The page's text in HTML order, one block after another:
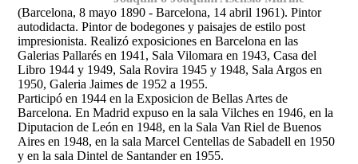
(Barcelona, 8 mayo 1890 - Barcelona, 14 abril 1961). Pintor
autodidacta. Pintor de bodegones y paisajes de estilo post
impresionista. Realizó exposiciones en Barcelona en las
Galerias Pallarés en 1941, Sala Vilomara en 1943, Casa del
Libro 1944 y 1949, Sala Rovira 1945 y 1948, Sala Argos en
1950, Galeria Jaimes de 1952 a 1955.
Participó en 1944 en la Exposicion de Bellas Artes de
Barcelona. En Madrid expuso en la sala Vilches en 1946, en la
Diputacion de León en 1948, en la Sala Van Riel de Buenos
Aires en 1948, en la sala Marcel Centellas de Sabadell en 1950
y en la sala Dintel de Santander en 1955.